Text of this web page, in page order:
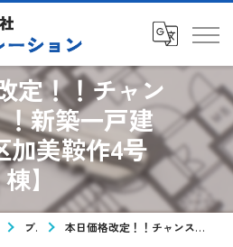
定！！チャン
新築一戸建
加美鞍作4号
棟】
ブログ 本日価格改定！！チャンスです！！新築一戸建【平野区加美鞍作4号棟】